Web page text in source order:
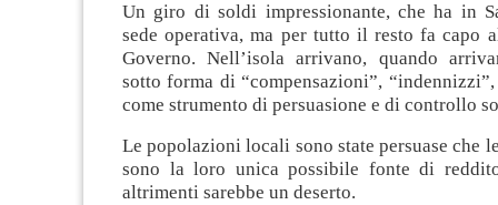
Un giro di soldi impressionante, che ha in
sede operativa, ma per tutto il resto fa capo
Governo. Nell’isola arrivano, quando
sotto forma di “compensazioni”,
come strumento di persuasione e di controllo
Le popolazioni locali sono state persuase che
sono la loro unica possibile fonte di
altrimenti sarebbe un deserto.